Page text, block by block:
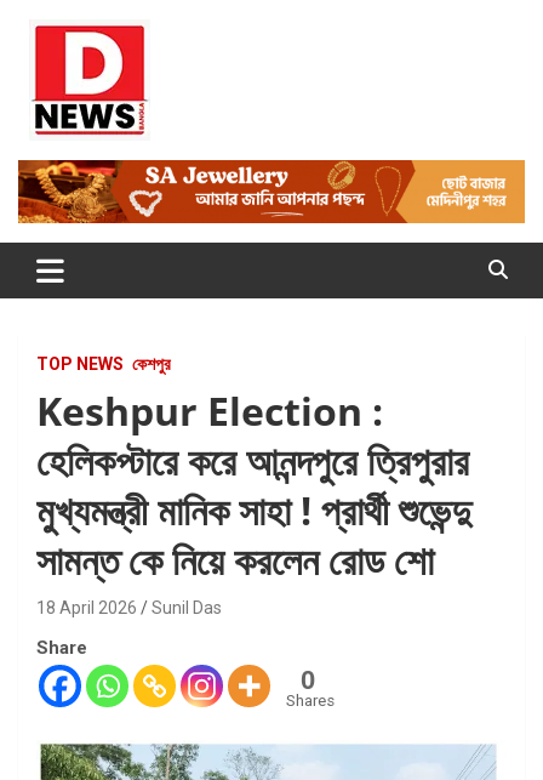
Dnews
#Medinipur24X7News
TOP NEWS কেশপুর
Keshpur Election :
হেলিকপ্টারে করে আনন্দপুরে ত্রিপুরার
মুখ্যমন্ত্রী মানিক সাহা ! প্রার্থী শুভেন্দু
সামন্ত কে নিয়ে করলেন রোড শো
18 April 2026 Sunil Das
Share
0
Shares